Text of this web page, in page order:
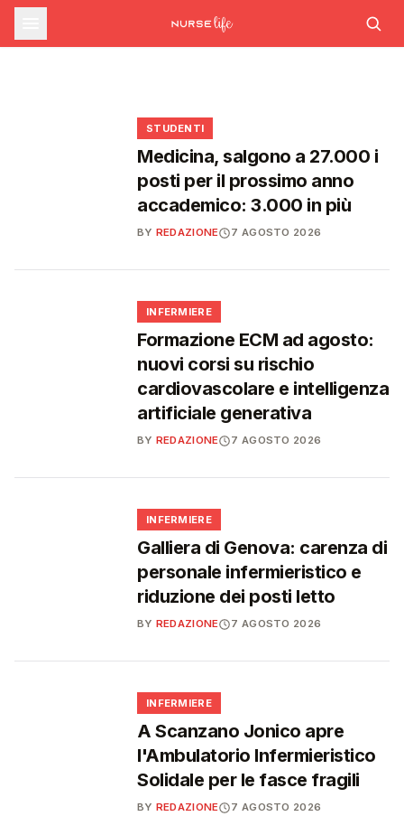
sfide che decideranno il futuro del
Ssn
Decreto PA e sanità: nuovo commissario per
le scorte Covid, liste d'attesa al Siveas e
INFERMIERE
Decreto PA: nuove regole per scorte Covid,
STUDENTI
Medicina, salgono a 27.000 i
posti per il prossimo anno
accademico: 3.000 in più
BY REDAZIONE 7 AGOSTO 2026
INFERMIERE
Formazione ECM ad agosto:
nuovi corsi su rischio
cardiovascolare e intelligenza
artificiale generativa
BY REDAZIONE 7 AGOSTO 2026
INFERMIERE
Galliera di Genova: carenza di
personale infermieristico e
riduzione dei posti letto
BY REDAZIONE 7 AGOSTO 2026
INFERMIERE
A Scanzano Jonico apre
l'Ambulatorio Infermieristico
Solidale per le fasce fragili
BY REDAZIONE 7 AGOSTO 2026